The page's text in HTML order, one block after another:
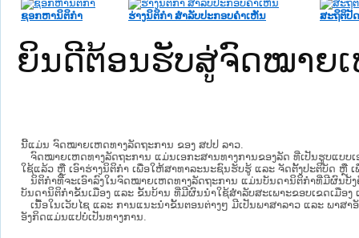
ຊອກຫານິຕິກໍາ ຮ່າງນິຕິກໍາ ສໍາລັບປະກອບຄໍາເຫັນ ສະຖິຕິປັ
ຍິນດີຕ້ອນຮັບສູ່ຈົດໝາຍເ
ນີ້ແມ່ນ ຈົດໝາຍເຫດທາງລັດຖະການ ຂອງ ສປປ ລາວ.
ຈົດໝາຍເຫດທາງລັດຖະການ ແມ່ນ​ເອ​ກະ​ສານ​ທາງ​ການ​ຂອງ​ລັດ ທີ່​ເປັນ​ຮູບ​ແບບ​
ໃຊ້ແລ້ວ ຫຼື ເອົາຮ່າງນິຕິກໍາ ເພື່ອໃຫ້​ສາ​ທາ​ລະ​ນະ​ຊົນ​ຮັບ​ຮູ້ ແລະ ຈັດ​ຕັ້ງ​ປະ​ຕິ​ບັດ ຫຼື
ນິ​ຕິ​ກຳ​ທີ່​ຈະ​ເອົາ​ລົງ​ໃນ​ຈົດ​ໝາຍ​ເຫດ​ທາງ​ລັດ​ຖະ​ການ ​ແມ່ນ​ບັນ​ດາ​ນິ​ຕິ​ກຳ​ທີ່​ມີ​ຜົນ​ບັ
ບັນ​ດານິ​ຕິ​ກຳ​ຂັ້ນ​ເມືອງ ແລະ ຂັ້ນ​ບ້ານ ​ທີ່​ມີ​ຜົນ​ນຳ​ໃຊ້​ສຳ​ລັບ​ສະ​ເພາະ​ຂອບ​ເຂດ​ເມືອງ
ເນື້ອໃນ​ເວັບ​ໄຊ​ ແລະ ການແນະນໍາຂັ້ນຕອນຕ່າງໆ ມີເປັນພາສາລາວ ແລະ ພາສ
ອັງກິດແມ່ນແປບໍ່ເປັນທາງການ.